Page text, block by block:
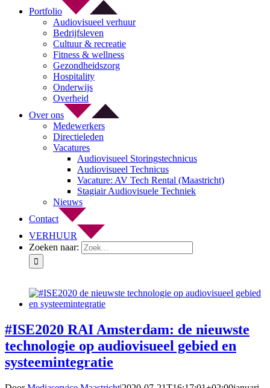
Portfolio
Audiovisueel verhuur
Bedrijfsleven
Cultuur & recreatie
Fitness & wellness
Gezondheidszorg
Hospitality
Onderwijs
Overheid
Over ons
Medewerkers
Directieleden
Vacatures
Audiovisueel Storingstechnicus
Audiovisueel Technicus
Vacature: AV Tech Rental (Maastricht)
Stagiair Audiovisuele Techniek
Nieuws
Contact
VERHUUR
Zoeken naar:
#ISE2020 RAI Amsterdam: de nieuwste
technologie op audiovisueel gebied en
systeemintegratie